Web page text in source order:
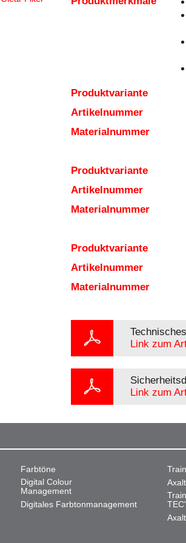
Produktvariante
Artikelnummer
Materialnummer
Produktvariante
Artikelnummer
Materialnummer
Produktvariante
Artikelnummer
Materialnummer
Link zum
Link zum
Farbtöne
Digital Colour
Management
Digitales Farbtonmanagement